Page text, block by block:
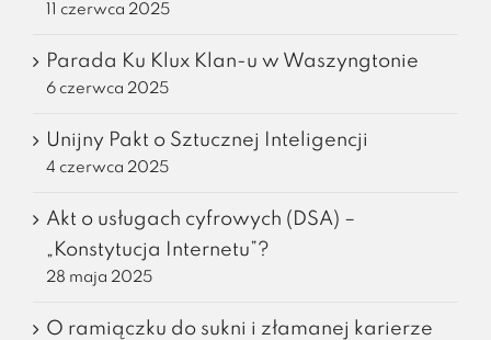
11 czerwca 2025
Parada Ku Klux Klan-u w Waszyngtonie
6 czerwca 2025
Unijny Pakt o Sztucznej Inteligencji
4 czerwca 2025
Akt o usługach cyfrowych (DSA) –
„Konstytucja Internetu”?
28 maja 2025
O ramiączku do sukni i złamanej karierze